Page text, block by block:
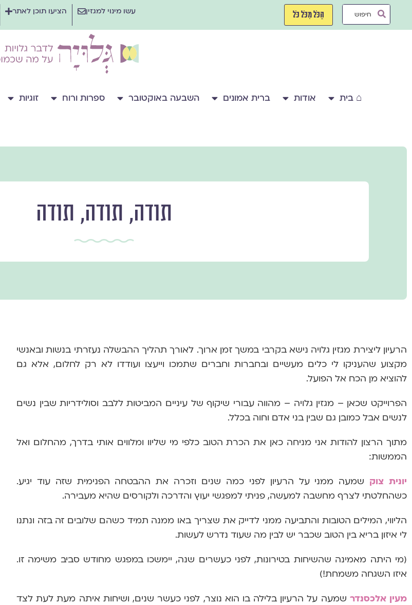
Search
הַכֹּל מִכֹּל כֹּל עשו מינוי למגזין הציעו תוכן לאתר
⌂ בית אודות ברית אמונים השבעה באוקטובר ספרות ורוח זוגיות
תודה, תודה, תודה
הרעיון ליצירת מגזין גלויה נישא בקרבי במשך זמן ארוך. לאורך תהליך ההבשלה נעזרתי בנשות ובאנשי
מקצוע שהעניקו לי כלים מעשיים ובחברות וחברים שתמכו וייעצו ועודדו לא רק לחלום, אלא גם
להוציא מן הכח אל הפועל.
הפרוייקט שכאן – מגזין גלויה – מהווה עבורי שיקוף של עיניים המביטות ללבב וסולידריות שבין נשים
לנשים אבל כמובן גם שבין בני אדם וחוה בכלל.
מתוך הרצון להודות אני מניחה כאן את הכרת הטוב כלפי מי שליוו ומלווים אותי בדרך, מהחלום ואל
הממשות:
יונית צוק שמעה ממני על הרעיון לפני כמה שנים וזכרה את ההבטחה הפנימית שזה עוד יגיע.
כשהחלטתי לצרף מחשבה למעשה, פניתי למפגשי יעוץ והדרכה ולקורסים שהיא מעבירה.
הליווי, המילים הטובות והתביעה ממני לדייק את שצריך באו ממנה תמיד כשהם שלובים זה בזה ונתנו
לי איזון בריא בין הטוב שכבר יש לבין מה שעוד נדרש לעשות.
(מי היתה מאמינה שהשיחות בטירונות, לפני כעשרים שנה, יימשכו במפגש מחודש סביב משימה זו.
איזו השגחה משמחת!)
מעין אלכסנדר שמעה על הרעיון בלילה בו הוא נוצר, לפני כעשר שנים, ושיחות איתה מעת לעת לצד